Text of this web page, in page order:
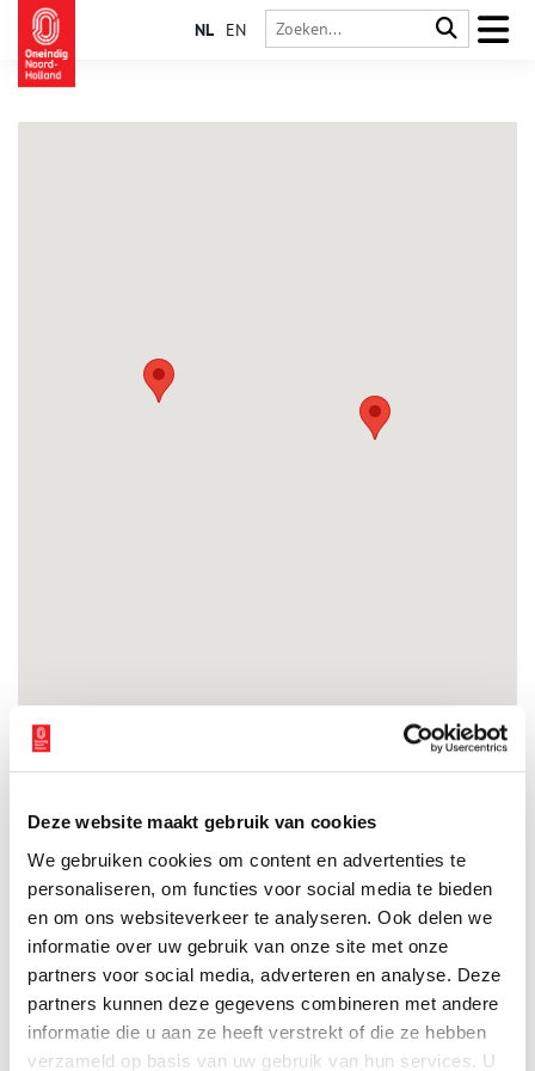
Deze website maakt gebruik van cookies
We gebruiken cookies om content en advertenties te
personaliseren, om functies voor social media te bieden
en om ons websiteverkeer te analyseren. Ook delen we
informatie over uw gebruik van onze site met onze
partners voor social media, adverteren en analyse. Deze
partners kunnen deze gegevens combineren met andere
informatie die u aan ze heeft verstrekt of die ze hebben
verzameld op basis van uw gebruik van hun services. U
NL EN
Oosterland
Drama op Wieringen
Op 30 juni 1743 trouwde Wabe Douwes met Dieuwertje
Lamberts. Wabe was een Fries en kwam uit Pingjum. Dieuwertje
woonde aan de Akkerweg in Oosterland op het eiland
Wieringen. Ze trouwden in de kerk van Oosterland. Tien jaar
later eindigde het huwelijk in een tragedie. Wabe stierf op het